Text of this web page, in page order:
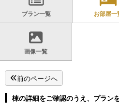
プラン一覧 お部屋一
画像一覧
前のページへ
棟の詳細をご確認のうえ、プラン